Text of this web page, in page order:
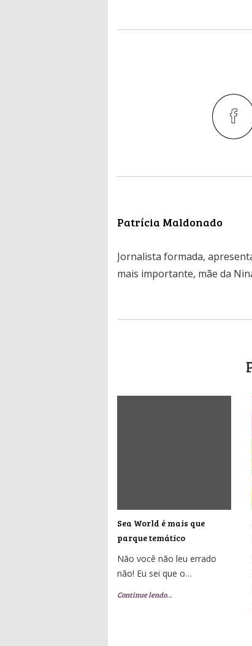
Patrícia Maldonado
Jornalista formada,
mais importante, mãe da
Sea World é mais que
parque temático
Não você não leu errado
não! Eu sei que o…
Continue lendo…